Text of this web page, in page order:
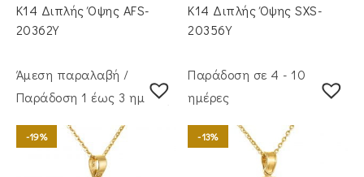
Κ14 Διπλής Όψης AFS-
20362Y
Κ14 Διπλής Όψης SXS-
20356Y
Άμεση παραλαβή /
Παράδoση 1 έως 3 ημέρες
-19%
Παράδοση σε 4 - 10
ημέρες
-13%